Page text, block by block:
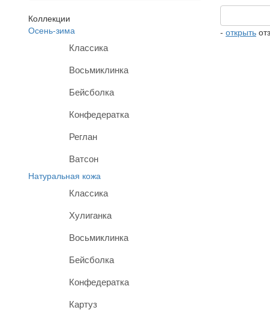
Коллекции
Осень-зима
Классика
Восьмиклинка
Бейсболка
Конфедератка
Реглан
Ватсон
Натуральная кожа
Классика
Хулиганка
Восьмиклинка
Бейсболка
Конфедератка
Картуз
- открыть